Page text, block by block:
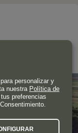
personalizar y
nuestra Política de
preferencias